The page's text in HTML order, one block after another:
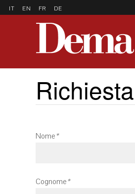
IT EN FR DE
Nome*
Cognome*